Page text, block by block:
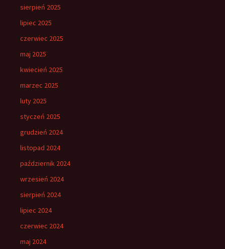
sierpień 2025
lipiec 2025
czerwiec 2025
maj 2025
kwiecień 2025
marzec 2025
luty 2025
styczeń 2025
grudzień 2024
listopad 2024
październik 2024
wrzesień 2024
sierpień 2024
lipiec 2024
czerwiec 2024
maj 2024